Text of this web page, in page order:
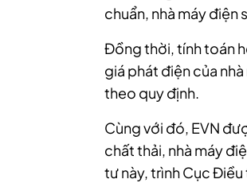
chuẩn, nhà máy điện
Đồng thời, tính toán
giá phát điện của
theo quy định.
Cùng với đó, EVN
chất thải, nhà máy
tư này, trình Cục